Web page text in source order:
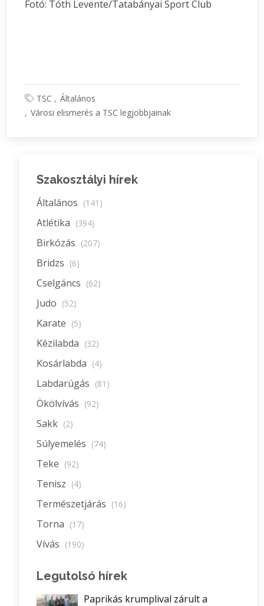
Fotó: Tóth Levente/Tatabányai Sport Club
TSC
Általános
Városi elismerés a TSC legjobbjainak
Szakosztályi hírek
Általános (141)
Atlétika (394)
Birkózás (207)
Bridzs (6)
Cselgáncs (62)
Judo (52)
Karate (5)
Kézilabda (32)
Kosárlabda (4)
Labdarúgás (81)
Ökölvívás (92)
Sakk (2)
Súlyemelés (74)
Teke (92)
Tenisz (4)
Természetjárás (16)
Torna (17)
Vívás (190)
Legutolsó hírek
Paprikás krumplival zárult a